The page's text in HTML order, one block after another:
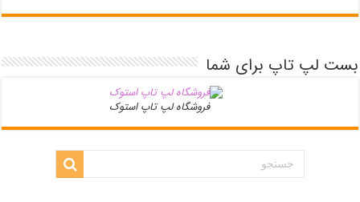
بست لپ تاپ برای شما
فروشگاه لپ تاپ استوک